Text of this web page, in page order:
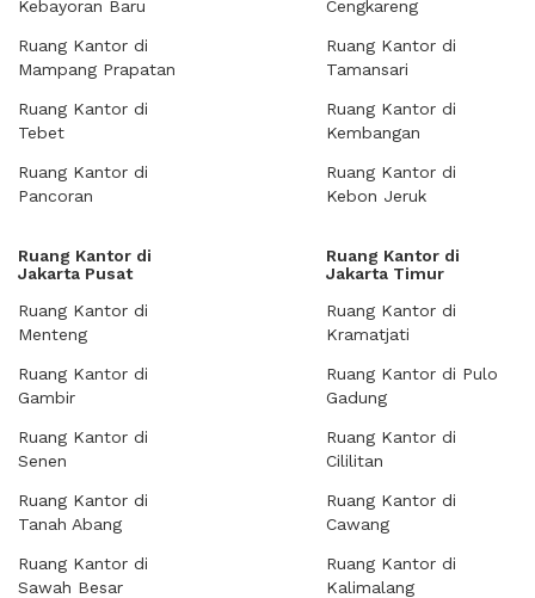
Kebayoran Baru
Ruang Kantor di
Mampang Prapatan
Ruang Kantor di
Tebet
Ruang Kantor di
Pancoran
Cengkareng
Ruang Kantor di
Tamansari
Ruang Kantor di
Kembangan
Ruang Kantor di
Kebon Jeruk
Ruang Kantor di
Jakarta Pusat
Ruang Kantor di
Menteng
Ruang Kantor di
Gambir
Ruang Kantor di
Senen
Ruang Kantor di
Tanah Abang
Ruang Kantor di
Sawah Besar
Ruang Kantor di
Jakarta Timur
Ruang Kantor di
Kramatjati
Ruang Kantor di Pulo
Gadung
Ruang Kantor di
Cililitan
Ruang Kantor di
Cawang
Ruang Kantor di
Kalimalang